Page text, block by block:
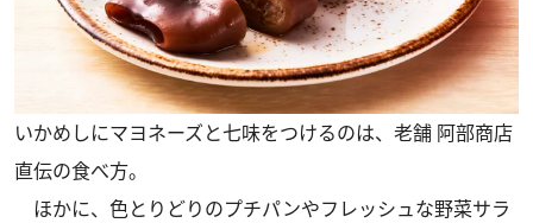
いかめしにマヨネーズと七味をつけるのは、老舗 阿部商店
直伝の食べ方。
ほかに、色とりどりのプチパンやフレッシュな野菜サラ